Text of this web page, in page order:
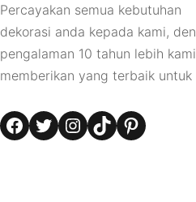
Percayakan semua kebutuhan
dekorasi anda kepada kami,
pengalaman 10 tahun lebih
memberikan yang terbaik untuk
Facebook Twitter Instagram TikTok Pinterest